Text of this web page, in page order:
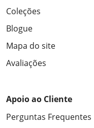
Coleções
Blogue
Mapa do site
Avaliações
Apoio ao Cliente
Perguntas Frequentes